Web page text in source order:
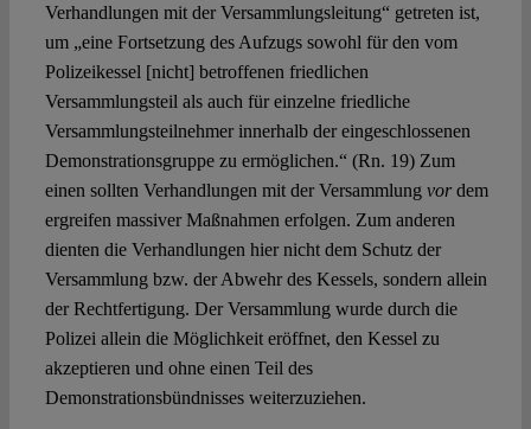
Verhandlungen mit der Versammlungsleitung“ getreten ist,
um „eine Fortsetzung des Aufzugs sowohl für den vom
Polizeikessel [nicht] betroffenen friedlichen
Versammlungsteil als auch für einzelne friedliche
Versammlungsteilnehmer innerhalb der eingeschlossenen
Demonstrationsgruppe zu ermöglichen.“ (Rn. 19) Zum
einen sollten Verhandlungen mit der Versammlung vordem
ergreifen massiver Maßnahmen erfolgen. Zum anderen
dienten die Verhandlungen hier nicht dem Schutz der
Versammlung bzw. der Abwehr des Kessels, sondern allein
der Rechtfertigung. Der Versammlung wurde durch die
Polizei allein die Möglichkeit eröffnet, den Kessel zu
akzeptieren und ohne einen Teil des
Demonstrationsbündnisses weiterzuziehen.